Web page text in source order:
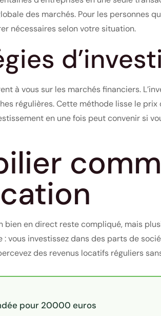
des marchés. Pour les personnes
nécessaires selon votre situation.
à vous sur les marchés financiers.
régulières. Cette méthode lisse le prix
en une fois peut convenir si
bien en direct reste compliqué, mais
vous investissez dans des parts de
des revenus locatifs réguliers
pour 20000 euros